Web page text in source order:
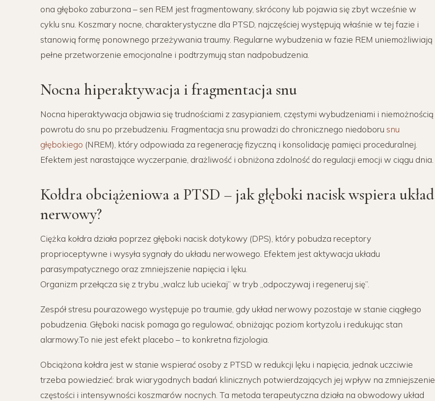
ona głęboko zaburzona – sen REM jest fragmentowany, skrócony lub pojawia się zbyt wcześnie w
cyklu snu. Koszmary nocne, charakterystyczne dla PTSD, najczęściej występują właśnie w tej fazie i
stanowią formę ponownego przeżywania traumy. Regularne wybudzenia w fazie REM uniemożliwiają
pełne przetworzenie emocjonalne i podtrzymują stan nadpobudzenia.
Nocna hiperaktywacja i fragmentacja snu
Nocna hiperaktywacja objawia się trudnościami z zasypianiem, częstymi wybudzeniami i niemożnością
powrotu do snu po przebudzeniu. Fragmentacja snu prowadzi do chronicznego niedoboru snu
głębokiego (NREM), który odpowiada za regenerację fizyczną i konsolidację pamięci proceduralnej.
Efektem jest narastające wyczerpanie, drażliwość i obniżona zdolność do regulacji emocji w ciągu dnia.
Kołdra obciążeniowa a PTSD – jak głęboki nacisk wspiera układ
nerwowy?
Ciężka kołdra działa poprzez głęboki nacisk dotykowy (DPS), który pobudza receptory
proprioceptywne i wysyła sygnały do układu nerwowego. Efektem jest aktywacja układu
parasympatycznego oraz zmniejszenie napięcia i lęku.
Organizm przełącza się z trybu „walcz lub uciekaj” w tryb „odpoczywaj i regeneruj się”.
Zespół stresu pourazowego występuje po traumie, gdy układ nerwowy pozostaje w stanie ciągłego
pobudzenia. Głęboki nacisk pomaga go regulować, obniżając poziom kortyzolu i redukując stan
alarmowy.To nie jest efekt placebo – to konkretna fizjologia.
Obciążona kołdra jest w stanie wspierać osoby z PTSD w redukcji lęku i napięcia, jednak uczciwie
trzeba powiedzieć: brak wiarygodnych badań klinicznych potwierdzających jej wpływ na zmniejszenie
częstości i intensywności koszmarów nocnych. Ta metoda terapeutyczna działa na obwodowy układ